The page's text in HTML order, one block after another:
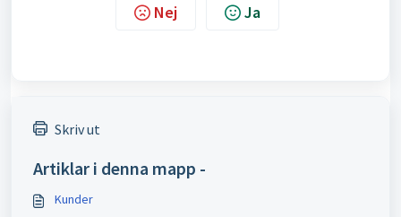
Nej Ja
Skriv ut
Artiklar i denna mapp -
Kunder